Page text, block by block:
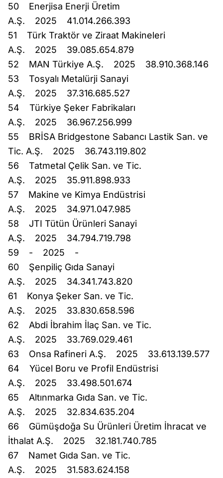
50 Enerjisa Enerji Üretim
A.Ş. 2025 41.014.266.393
51 Türk Traktör ve Ziraat Makineleri
A.Ş. 2025 39.085.654.879
52 MAN Türkiye A.Ş. 2025 38.910.368.146
53 Tosyalı Metalürji Sanayi
A.Ş. 2025 37.316.685.527
54 Türkiye Şeker Fabrikaları
A.Ş. 2025 36.967.256.999
55 BRİSA Bridgestone Sabancı Lastik San. ve
Tic. A.Ş. 2025 36.743.119.802
56 Tatmetal Çelik San. ve Tic.
A.Ş. 2025 35.911.898.933
57 Makine ve Kimya Endüstrisi
A.Ş. 2025 34.971.047.985
58 JTI Tütün Ürünleri Sanayi
A.Ş. 2025 34.794.719.798
59 - 2025 -
60 Şenpiliç Gıda Sanayi
A.Ş. 2025 34.341.743.820
61 Konya Şeker San. ve Tic.
A.Ş. 2025 33.830.658.596
62 Abdi İbrahim İlaç San. ve Tic.
A.Ş. 2025 33.769.029.461
63 Onsa Rafineri A.Ş. 2025 33.613.139.577
64 Yücel Boru ve Profil Endüstrisi
A.Ş. 2025 33.498.501.674
65 Altınmarka Gıda San. ve Tic.
A.Ş. 2025 32.834.635.204
66 Gümüşdoğa Su Ürünleri Üretim İhracat ve
İthalat A.Ş. 2025 32.181.740.785
67 Namet Gıda San. ve Tic.
A.Ş. 2025 31.583.624.158